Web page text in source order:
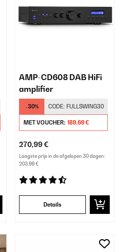
AMP-CD608 DAB HiFi
amplifier
-30% CODE: FULLSWING30
MET VOUCHER: 189,69 €
270,99 €
Laagste prijs in de afgelopen 30 dagen:
203,99 €
Details